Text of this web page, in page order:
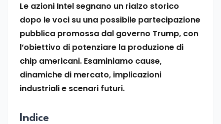
Le azioni Intel segnano un rialzo storico
dopo le voci su una possibile partecipazione
pubblica promossa dal governo Trump, con
l’obiettivo di potenziare la produzione di
chip americani. Esaminiamo cause,
dinamiche di mercato, implicazioni
industriali e scenari futuri.
Indice